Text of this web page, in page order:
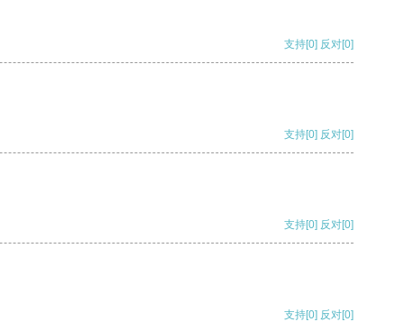
支持[0] 反对[0]
支持[0] 反对[0]
支持[0] 反对[0]
支持[0] 反对[0]